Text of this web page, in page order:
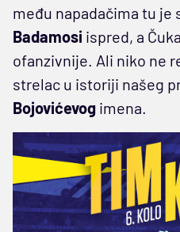
među napadačima tu je
Badamosi ispred, a
ofanzivnije. Ali niko ne
strelac u istoriji našeg
Bojovićevog imena.